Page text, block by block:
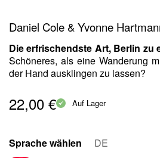
Daniel Cole & Yvonne
Die erfrischendste Art, Berlin zu
Schöneres, als eine Wanderung
der Hand ausklingen zu lassen?
22,00 € Auf Lager
Sprache wählen DE